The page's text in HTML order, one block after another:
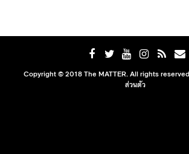
Copyright © 2018 The MATTER. All rights
ส่วนตัว